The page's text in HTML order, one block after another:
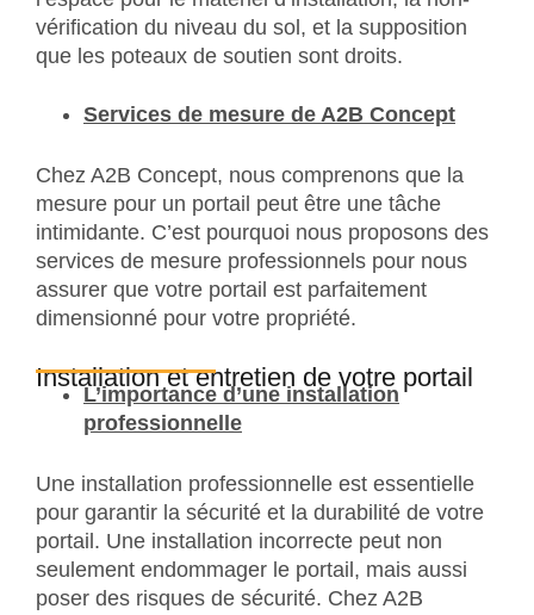
vérification du niveau du sol, et la supposition
que les poteaux de soutien sont droits.
Services de mesure de A2B Concept
Chez A2B Concept, nous comprenons que la
mesure pour un portail peut être une tâche
intimidante. C’est pourquoi nous proposons des
services de mesure professionnels pour nous
assurer que votre portail est parfaitement
dimensionné pour votre propriété.
Installation et entretien de votre portail
L’importance d’une installation
professionnelle
Une installation professionnelle est essentielle
pour garantir la sécurité et la durabilité de votre
portail. Une installation incorrecte peut non
seulement endommager le portail, mais aussi
poser des risques de sécurité. Chez A2B